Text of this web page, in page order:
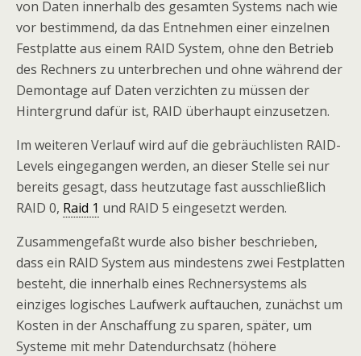
von Daten innerhalb des gesamten Systems nach wie
vor bestimmend, da das Entnehmen einer einzelnen
Festplatte aus einem RAID System, ohne den Betrieb
des Rechners zu unterbrechen und ohne während der
Demontage auf Daten verzichten zu müssen der
Hintergrund dafür ist, RAID überhaupt einzusetzen.
Im weiteren Verlauf wird auf die gebräuchlisten RAID-
Levels eingegangen werden, an dieser Stelle sei nur
bereits gesagt, dass heutzutage fast ausschließlich
RAID 0, Raid 1 und RAID 5 eingesetzt werden.
Zusammengefaßt wurde also bisher beschrieben,
dass ein RAID System aus mindestens zwei Festplatten
besteht, die innerhalb eines Rechnersystems als
einziges logisches Laufwerk auftauchen, zunächst um
Kosten in der Anschaffung zu sparen, später, um
Systeme mit mehr Datendurchsatz (höhere